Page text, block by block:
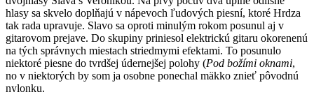
hlasy sa skvelo doplňajú v nápevoch ľudových piesní, ktoré Hrdza
tak rada upravuje. Slavo sa oproti minulým rokom posunul aj v
gitarovom prejave. Do skupiny priniesol elektrickú gitaru okorenenú
na tých správnych miestach striedmymi efektami. To posunulo
niektoré piesne do tvrdšej údernejšej polohy (Pod božími oknami,
no v niektorých by som ja osobne ponechal mäkko znieť pôvodnú
nylonku.